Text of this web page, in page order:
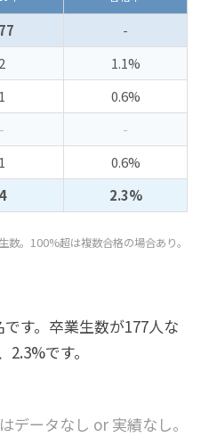
-
2
1.1%
1
0.6%
-
-
1
0.6%
4 2.3%
。100%超は複数合格の場合あり。
す。卒業生数が177人な
です。
データなし or 実績なし。